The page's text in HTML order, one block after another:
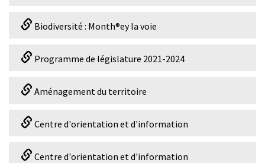
Biodiversité : Month®ey la voie
Programme de législature 2021-2024
Aménagement du territoire
Centre d'orientation et d'information
Centre d'orientation et d'information